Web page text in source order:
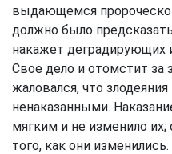
выдающемся
должно было
накажет деградирующих
Свое дело и отомстит за
жаловался, что
ненаказанными.
мягким и не изменило
того, как они